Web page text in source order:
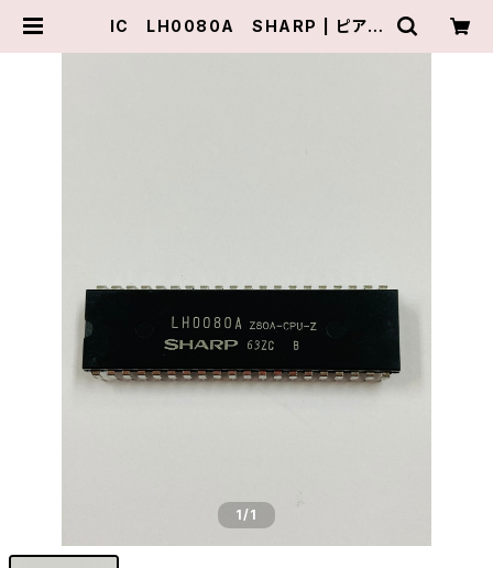
IC LH0080A SHARP | ピアテ
1/1